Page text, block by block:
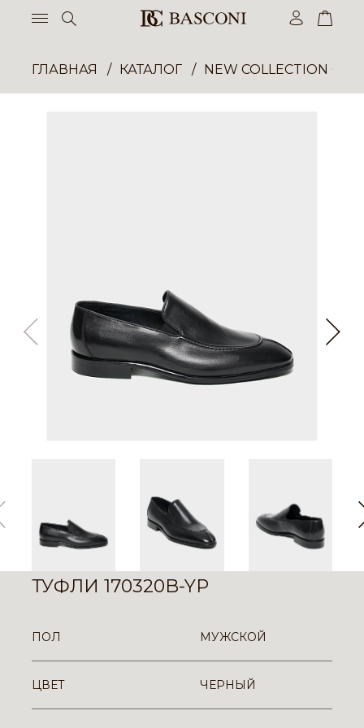
ГЛАВНАЯ КАТАЛОГ NEW COLLECTION
ТУФЛИ 170320B-YP
ПОЛ МУЖСКОЙ
ЦВЕТ ЧЕРНЫЙ